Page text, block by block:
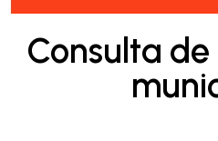
Consulta